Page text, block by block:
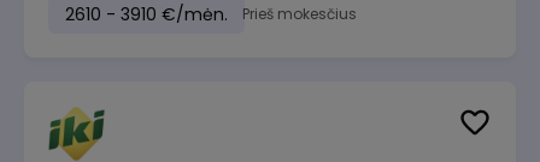
2610 - 3910 €/mėn. Prieš mokesčius